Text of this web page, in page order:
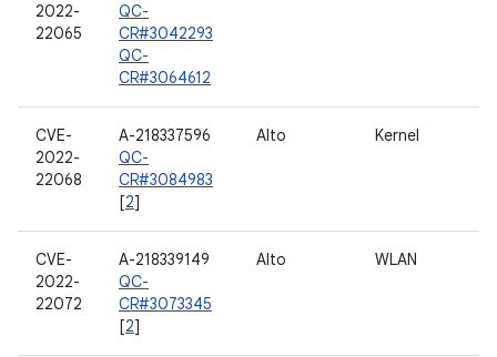
2022-
22065
QC-
CR#3042293
QC-
CR#3064612
CVE-
2022-
22068
A-218337596
QC-
CR#3084983
[2]
Alto Kernel
CVE-
2022-
22072
A-218339149
QC-
CR#3073345
[2]
Alto WLAN